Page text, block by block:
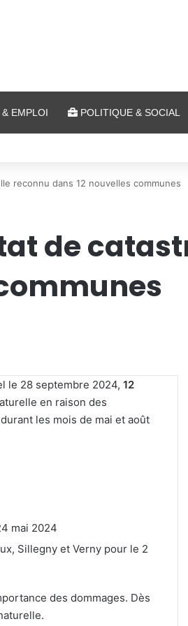
& EMPLOI POLITIQUE & SOCIAL
reconnu dans 12 nouvelles communes
de
le 28 septembre 2024, 12
en raison des
les mois de mai et août
mai 2024
Sillegny et Verny pour le 2
des dommages. Dès